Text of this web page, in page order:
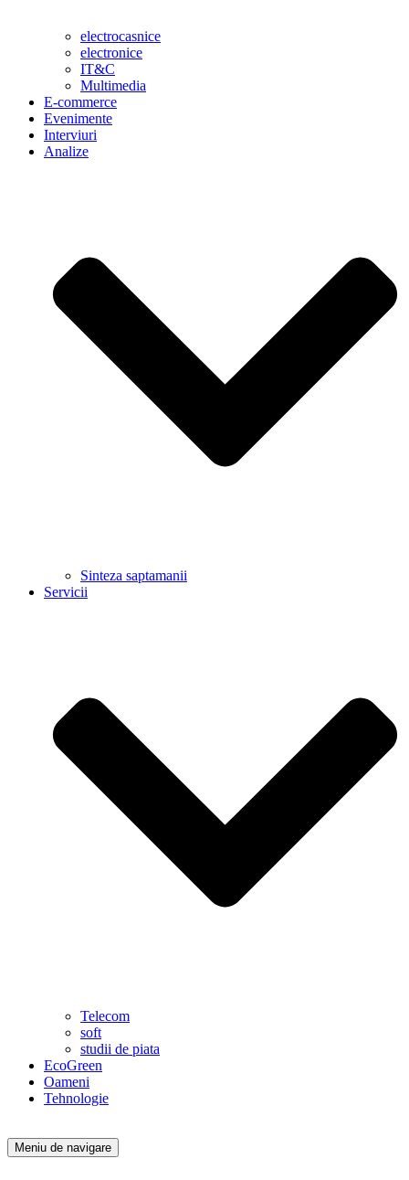
electrocasnice
electronice
IT&C
Multimedia
E-commerce
Evenimente
Interviuri
Analize
Sinteza saptamanii
Servicii
Telecom
soft
studii de piata
EcoGreen
Oameni
Tehnologie
Meniu de navigare